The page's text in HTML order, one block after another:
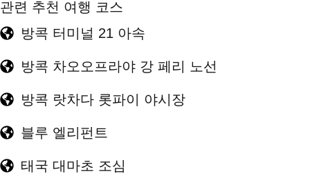
관련 추천 여행 코스
방콕 터미널 21 아속
방콕 차오오프라야 강 페리 노선
방콕 랏차다 롯파이 야시장
블루 엘리펀트
태국 대마초 조심